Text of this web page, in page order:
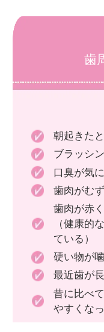
歯
朝起きた
ブラッシ
口臭が気
歯肉がむ
歯肉が赤
（健康的
ている）
硬い物が
最近歯が
昔に比べ
やすくな